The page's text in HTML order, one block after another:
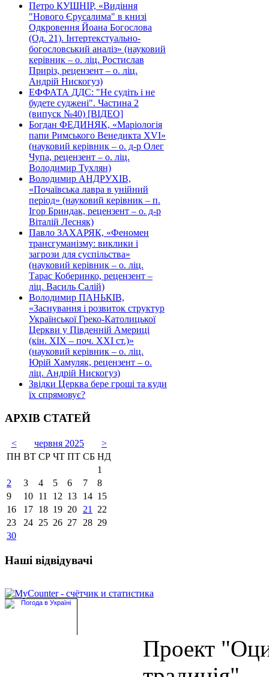
Петро КУШНІР, «Видіння
"Нового Єрусалима" в книзі
Одкровення Йоана Богослова
(Од. 21). Інтертекстуально-
богословський аналіз» (науковий
керівник – о. ліц. Ростислав
Приріз, рецензент – о. ліц.
Андрій Нискогуз)
ЕФФАТА ДДС: "Не судіть і не
будете суджені". Частина 2
(випуск №40) [ВІДЕО]
Богдан ФЕДИНЯК, «Маріологія
папи Римського Венедикта XVI»
(науковий керівник – о. д-р Олег
Чупа, рецензент – о. ліц.
Володимир Тухлян)
Володимир АНДРУХІВ,
«Почаївська лавра в унійний
період» (науковий керівник – п.
Ігор Бриндак, рецензент – о. д-р
Віталій Лесняк)
Павло ЗАХАРЯК, «Феномен
трансгуманізму: виклики і
загрози для суспільства»
(науковий керівник – о. ліц.
Тарас Коберинко, рецензент –
ліц. Василь Салій)
Володимир ПАНЬКІВ,
«Заснування і розвиток структур
Української Греко-Католицької
Церкви у Південній Америці
(кін. ХІХ – поч. ХХІ ст.)»
(науковий керівник – о. ліц.
Юрій Хамуляк, рецензент – о.
ліц. Андрій Нискогуз)
Звідки Церква бере гроші та куди
їх спрямовує?
АРХІВ СТАТЕЙ
< червня 2025
>
ПН ВТ СР ЧТ ПТ СБ НД
1
2
3 4 5 6 7
8
9
10 11 12 13 14 15
16
17 18 19 20 21
22
23
24 25 26 27 28 29
30
Наші відвідувачі
Проект